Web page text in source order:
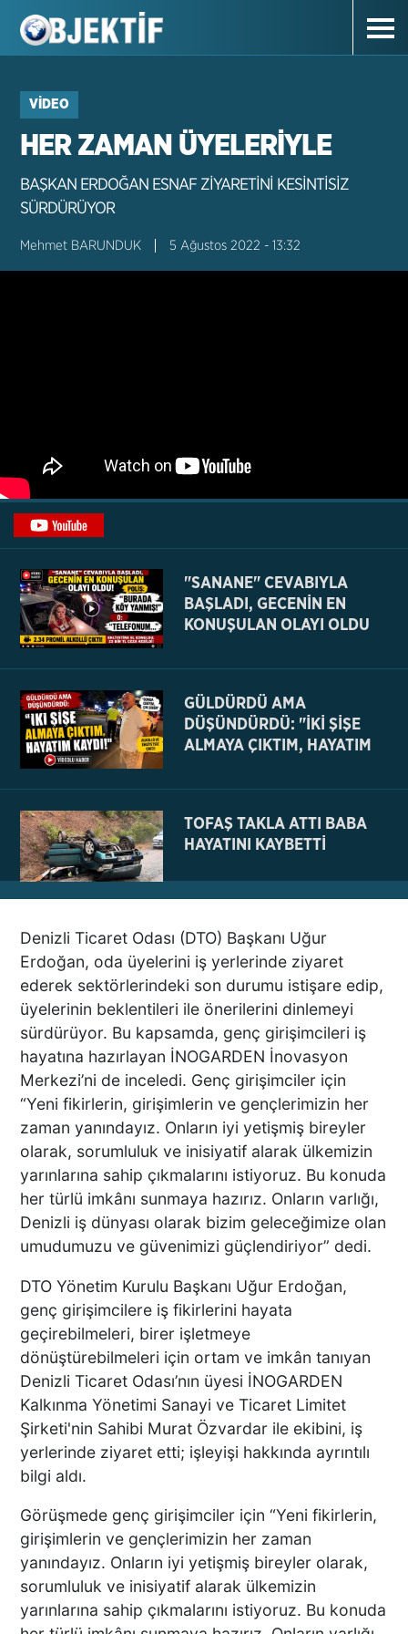
VIDEO
HER ZAMAN ÜYELERİYLE
BAŞKAN ERDOĞAN ESNAF ZİYARETİNİ KESİNTİSİZ
SÜRDÜRÜYOR
Mehmet BARUNDUK 5 Ağustos 2022 - 13:32
"SANANE" CEVABIYLA
BAŞLADI, GECENİN EN
KONUŞULAN OLAYI OLDU
GÜLDÜRDÜ AMA
DÜŞÜNDÜRDÜ: "İKİ ŞİŞE
ALMAYA ÇIKTIM, HAYATIM
TOFAŞ TAKLA ATTI BABA
HAYATINI KAYBETTİ
NE BÖYLE BİR VAHŞİ NE DE
VAHŞET GÖRÜLDÜ
İNSANLIK DIŞI
VİCDANSIZLIK
AZRAİL’E “ELDEN SONRA
GEL” DEDİ! OKEYE DEVAM
ETTİ
DENİZLİ’DEN TATİLE GİDEN
GRUBUN GÖZÜ ÖNÜNDE
TEKNE ÇALIŞANLARI
BİRBİRİNE GİRDİ!
ÜNLÜ YÖNETMEN EZEL
AKAY’A ŞOK OPERASYON!
KARDEŞİYLE GÖZALTINA
ALINDI
DENİZLİ’DE ÇARPIŞMANIN
ŞİDDETİYLE SAVRULDU! 5
BAŞKAN ERDOĞAN, SON
SÜRAT ÜYE VE ESNAF
ZİYARETLERİNE DEVAM
EDİYOR
Denizli Ticaret Odası (DTO) Başkanı Uğur
Erdoğan, oda üyelerini iş yerlerinde ziyaret
ederek sektörlerindeki son durumu istişare edip,
üyelerinin beklentileri ile önerilerini dinlemeyi
sürdürüyor. Bu kapsamda, genç girişimcileri iş
hayatına hazırlayan İNOGARDEN İnovasyon
Merkezi’ni de inceledi. Genç girişimciler için
“Yeni fikirlerin, girişimlerin ve gençlerimizin her
zaman yanındayız. Onların iyi yetişmiş bireyler
olarak, sorumluluk ve inisiyatif alarak ülkemizin
yarınlarına sahip çıkmalarını istiyoruz. Bu konuda
her türlü imkânı sunmaya hazırız. Onların varlığı,
Denizli iş dünyası olarak bizim geleceğimize olan
umudumuzu ve güvenimizi güçlendiriyor” dedi.
DTO Yönetim Kurulu Başkanı Uğur Erdoğan,
genç girişimcilere iş fikirlerini hayata
geçirebilmeleri, birer işletmeye
dönüştürebilmeleri için ortam ve imkân tanıyan
Denizli Ticaret Odası’nın üyesi İNOGARDEN
Kalkınma Yönetimi Sanayi ve Ticaret Limitet
Şirketi'nin Sahibi Murat Özvardar ile ekibini, iş
yerlerinde ziyaret etti; işleyişi hakkında ayrıntılı
bilgi aldı.
Görüşmede genç girişimciler için “Yeni fikirlerin,
girişimlerin ve gençlerimizin her zaman
yanındayız. Onların iyi yetişmiş bireyler olarak,
sorumluluk ve inisiyatif alarak ülkemizin
yarınlarına sahip çıkmalarını istiyoruz. Bu konuda